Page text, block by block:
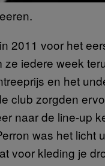
2011 voor het
ze iedere week
en het
club zorgden
naar de line-up
was het licht
voor kleding je